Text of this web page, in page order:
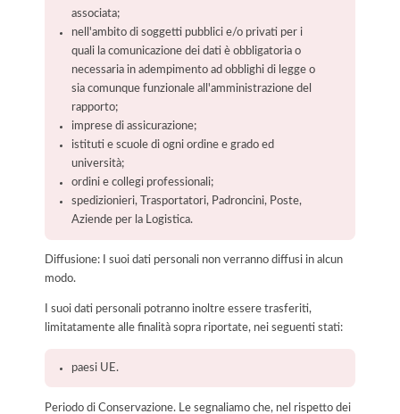
associata;
nell'ambito di soggetti pubblici e/o privati per i
quali la comunicazione dei dati è obbligatoria o
necessaria in adempimento ad obblighi di legge o
sia comunque funzionale all'amministrazione del
rapporto;
imprese di assicurazione;
istituti e scuole di ogni ordine e grado ed
università;
ordini e collegi professionali;
spedizionieri, Trasportatori, Padroncini, Poste,
Aziende per la Logistica.
Diffusione: I suoi dati personali non verranno diffusi in alcun
modo.
I suoi dati personali potranno inoltre essere trasferiti,
limitatamente alle finalità sopra riportate, nei seguenti stati:
paesi UE.
Periodo di Conservazione. Le segnaliamo che, nel rispetto dei